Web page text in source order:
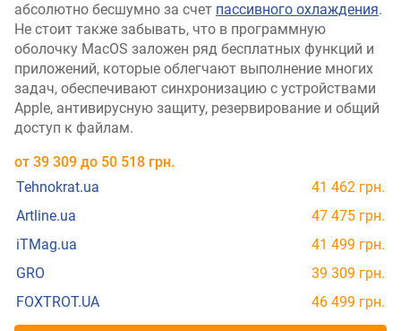
абсолютно бесшумно за счет пассивного охлаждения.
Не стоит также забывать, что в программную
оболочку MacOS заложен ряд бесплатных функций и
приложений, которые облегчают выполнение многих
задач, обеспечивают синхронизацию с устройствами
Apple, антивирусную защиту, резервирование и общий
доступ к файлам.
от 39 309 до 50 518 грн.
Tehnokrat.ua
41 462 грн.
Artline.ua
47 475 грн.
iTMag.ua
41 499 грн.
GRO
39 309 грн.
FOXTROT.UA
46 499 грн.